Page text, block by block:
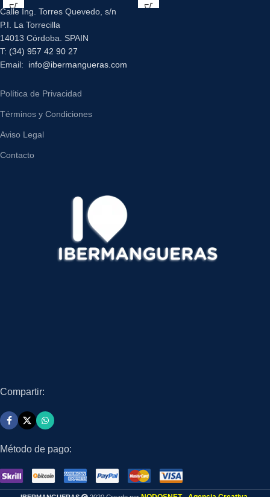
Calle Ing. Torres Quevedo, s/n
P.I. La Torrecilla
14013 Córdoba. SPAIN
T: (34) 957 42 90 27
Email: info@ibermangueras.com
Política de Privacidad
Términos y Condiciones
Aviso Legal
Contacto
Compartir:
Método de pago: